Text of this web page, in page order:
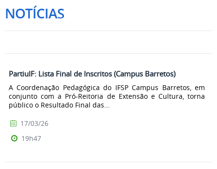
NOTÍCIAS
PartiuIF: Lista Final de Inscritos (Campus Barretos)
A Coordenação Pedagógica do IFSP Campus Barretos, em
conjunto com a Pró-Reitoria de Extensão e Cultura, torna
público o Resultado Final das...
17/03/26
19h47